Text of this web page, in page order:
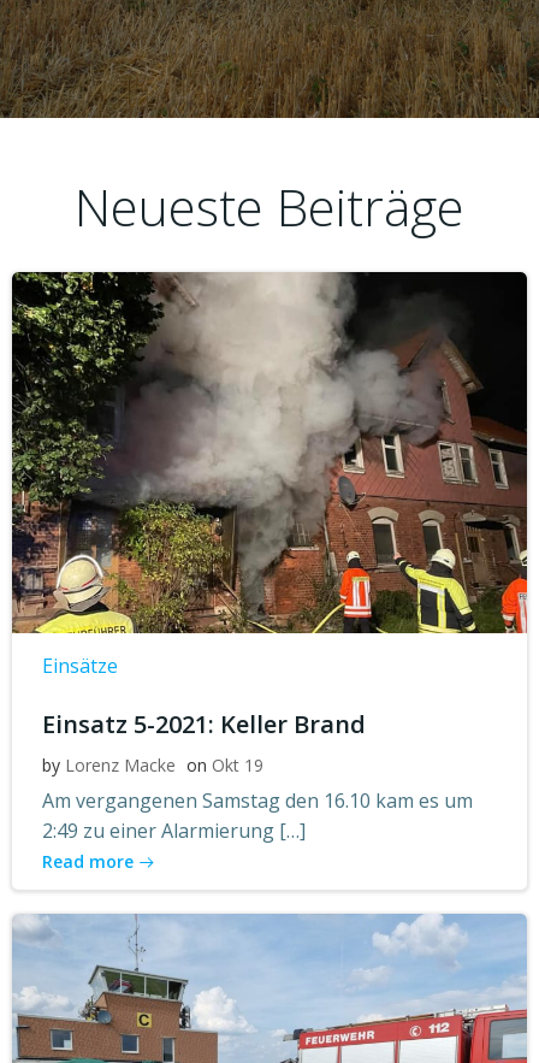
Neueste Beiträge
Einsätze
Einsatz 5-2021: Keller Brand
by Lorenz Macke on Okt 19
Am vergangenen Samstag den 16.10 kam es um
2:49 zu einer Alarmierung […]
Read more